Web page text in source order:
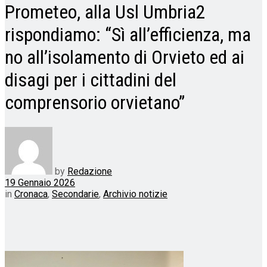
Prometeo, alla Usl Umbria2
rispondiamo: “Sì all’efficienza, ma
no all’isolamento di Orvieto ed ai
disagi per i cittadini del
comprensorio orvietano”
by Redazione
19 Gennaio 2026
in Cronaca, Secondarie, Archivio notizie